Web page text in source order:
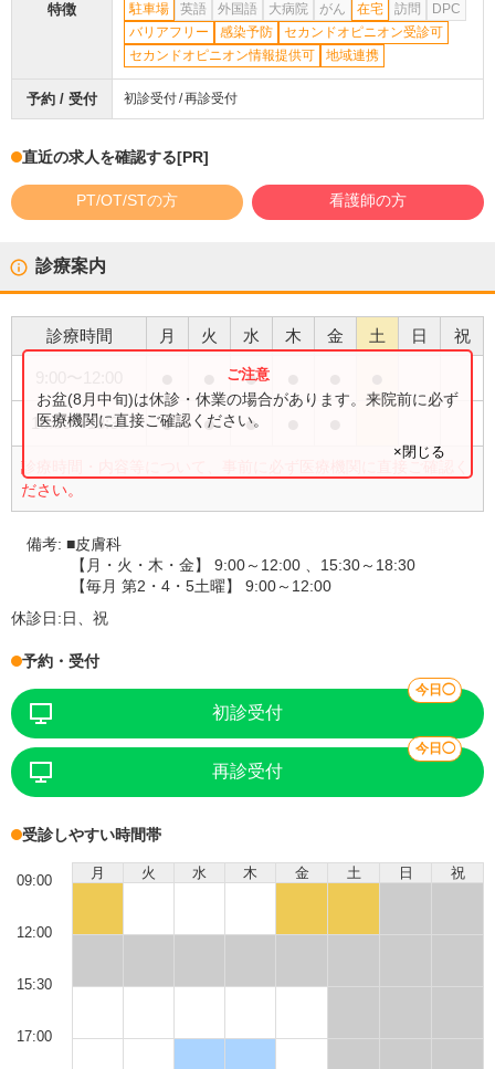
特徴
駐車場
英語 外国語 大病院 がん 在宅 訪問
DPC
バリアフリー
感染予防
セカンドオピニオン受診可
セカンドオピニオン情報提供可
地域連携
予約 / 受付 初診受付 再診受付
直近の求人を確認する[PR]
PT/OT/STの方 看護師の方
診療案内
診療時間 月 火 水 木 金 土 日 祝
●
15:30〜18:30 ● ● ●
診療時間・内容等について、事前に必ず医療機関に直接ご確認く
ださい。
お盆(8月中旬)は休診・休業の場合があります。来院前に必ず
医療機関に直接ご確認ください。
×閉じる
備考:■皮膚科
【月・火・木・金】 9:00～12:00 、15:30～18:30
【毎月 第2・4・5土曜】 9:00～12:00
休診日:日、祝
予約・受付
初診受付
今日◯
再診受付
今日◯
受診しやすい時間帯
月 火 水 木 金 土 日 祝
09:00
12:00
15:30
17:00